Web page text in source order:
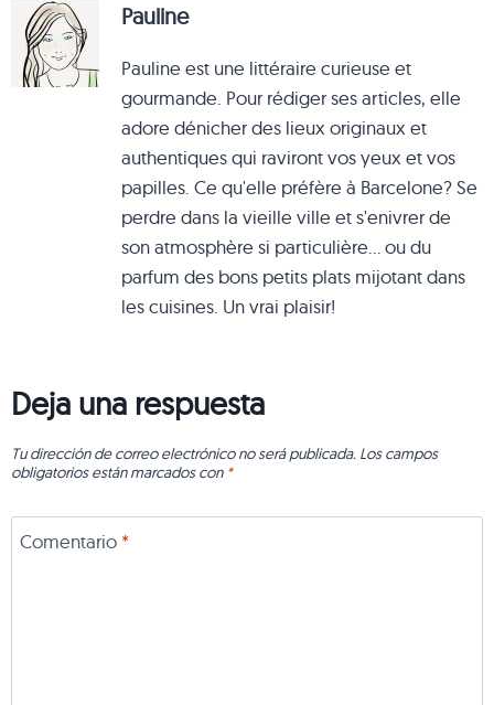
Pauline
Pauline est une littéraire curieuse et
gourmande. Pour rédiger ses articles, elle
adore dénicher des lieux originaux et
authentiques qui raviront vos yeux et vos
papilles. Ce qu'elle préfère à Barcelone? Se
perdre dans la vieille ville et s'enivrer de
son atmosphère si particulière... ou du
parfum des bons petits plats mijotant dans
les cuisines. Un vrai plaisir!
Deja una respuesta
Tu dirección de correo electrónico no será publicada. Los campos
obligatorios están marcados con *
Comentario *